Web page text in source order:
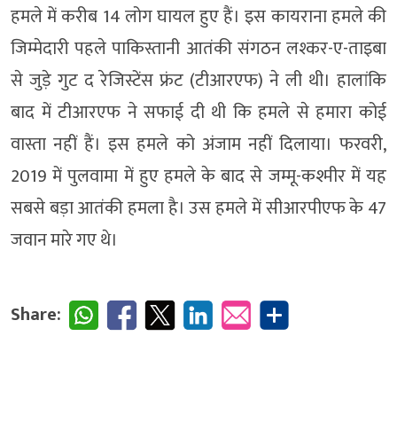
हमले में करीब 14 लोग घायल हुए हैं। इस कायराना हमले की
जिम्मेदारी पहले पाकिस्तानी आतंकी संगठन लश्कर-ए-ताइबा
से जुड़े गुट द रेजिस्टेंस फ्रंट (टीआरएफ) ने ली थी। हालांकि
बाद में टीआरएफ ने सफाई दी थी कि हमले से हमारा कोई
वास्ता नहीं हैं। इस हमले को अंजाम नहीं दिलाया। फरवरी,
2019 में पुलवामा में हुए हमले के बाद से जम्मू-कश्मीर में यह
सबसे बड़ा आतंकी हमला है। उस हमले में सीआरपीएफ के 47
जवान मारे गए थे।
Share: